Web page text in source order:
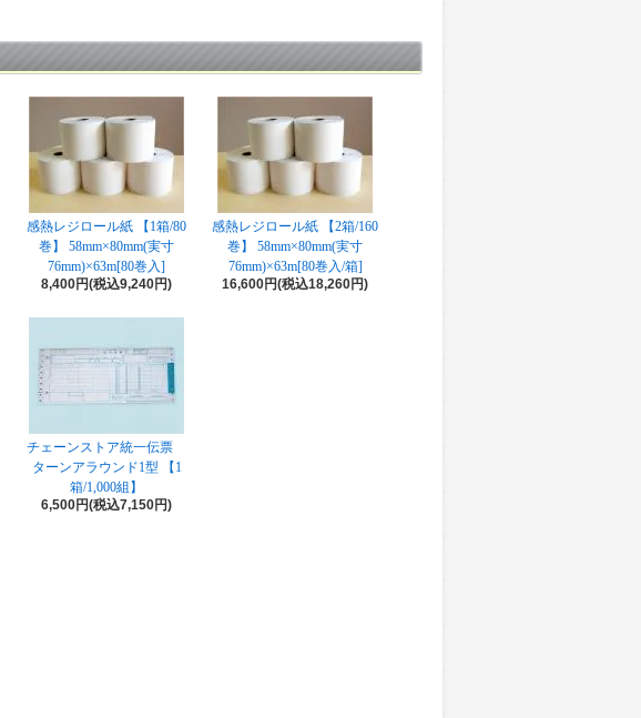
感熱レジロール紙 【1箱/80
巻】 58mm×80mm(実寸
76mm)×63m[80巻入]
8,400円(税込9,240円)
感熱レジロール紙 【2箱/160
巻】 58mm×80mm(実寸
76mm)×63m[80巻入/箱]
16,600円(税込18,260円)
チェーンストア統一伝票
ターンアラウンド1型 【1
箱/1,000組】
6,500円(税込7,150円)